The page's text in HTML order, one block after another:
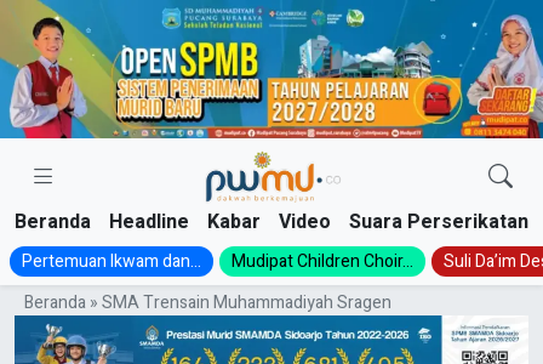
Skip
content
Beranda Headline Kabar Video Suara Perserikatan
Pertemuan Ikwam dan... Mudipat Children Choir...
Suli Da’im
Beranda»SMA Trensain Muhammadiyah Sragen